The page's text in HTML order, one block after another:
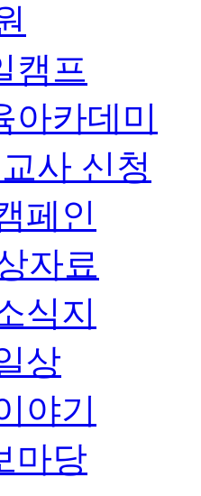
캠프
아카데미
사 신청
페인
자료
식지
상
야기
마당